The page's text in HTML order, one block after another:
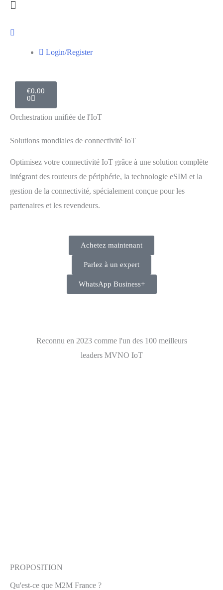
Login/Register
€0.00
0
Orchestration unifiée de l'IoT
Solutions mondiales de connectivité IoT​
Optimisez votre connectivité IoT grâce à une solution complète
intégrant des routeurs de périphérie, la technologie eSIM et la
gestion de la connectivité, spécialement conçue pour les
partenaires et les revendeurs.
Achetez maintenant
Parlez à un expert
WhatsApp Business+
Reconnu en 2023 comme l'un des 100 meilleurs
leaders MVNO IoT
PROPOSITION
Qu'est-ce que M2M France ?